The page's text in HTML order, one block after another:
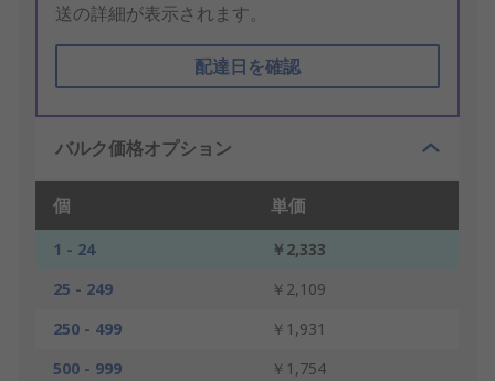
送の詳細が表示されます。
配達日を確認
バルク価格オプション
個 単価
1 - 24
￥2,333
25 - 249
￥2,109
250 - 499
￥1,931
500 - 999
￥1,754